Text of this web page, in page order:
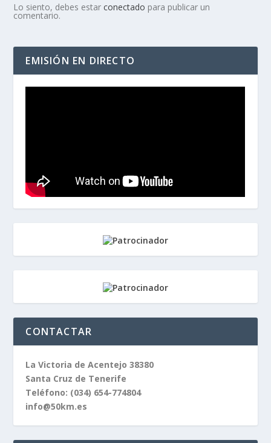
Lo siento, debes estarconectado para publicar un
comentario.
EMISIÓN EN DIRECTO
CONTACTAR
La Victoria de Acentejo 38380
Santa Cruz de Tenerife
Teléfono: (034) 654-774804
info@50km.es